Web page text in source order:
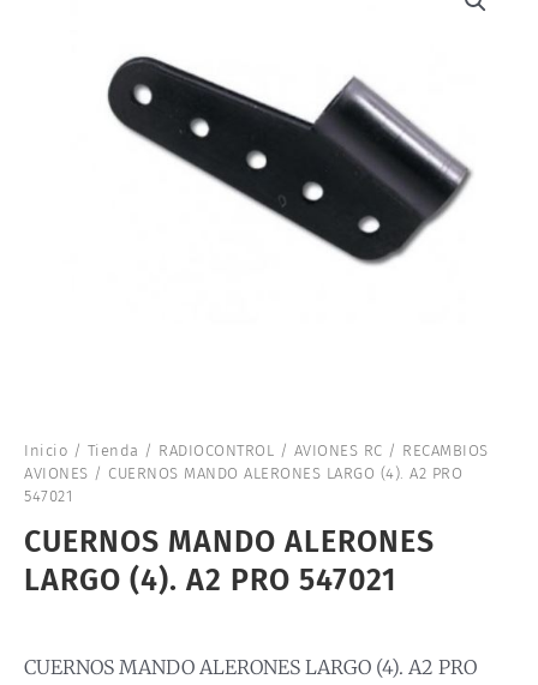
Inicio / Tienda / RADIOCONTROL / AVIONES RC / RECAMBIOS
AVIONES / CUERNOS MANDO ALERONES LARGO (4). A2 PRO
547021
CUERNOS MANDO ALERONES
LARGO (4). A2 PRO 547021
CUERNOS MANDO ALERONES LARGO (4). A2 PRO